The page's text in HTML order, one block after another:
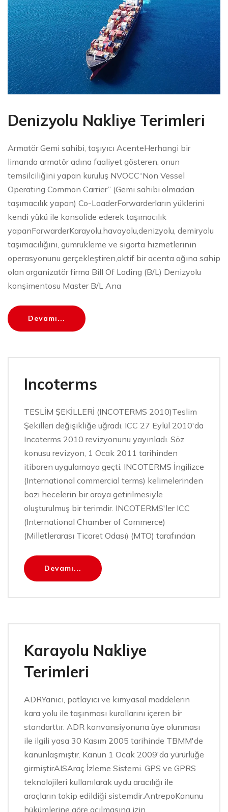
Denizyolu Nakliye Terimleri
Armatör Gemi sahibi, taşıyıcı AcenteHerhangi bir
limanda armatör adına faaliyet gösteren, onun
temsilciliğini yapan kuruluş NVOCC“Non Vessel
Operating Common Carrier” (Gemi sahibi olmadan
taşımacılık yapan) Co-LoaderForwarderların yüklerini
kendi yükü ile konsolide ederek taşımacılık
yapanForwarderKarayolu,havayolu,denizyolu, demiryolu
taşımacılığını, gümrükleme ve sigorta hizmetlerinin
operasyonunu gerçekleştiren,aktif bir acenta ağına sahip
olan organizatör firma Bill Of Lading (B/L) Denizyolu
konşimentosu Master B/L Ana
Devamı...
Incoterms
TESLİM ŞEKİLLERİ (INCOTERMS 2010)Teslim
Şekilleri değişikliğe uğradı. ICC 27 Eylül 2010'da
Incoterms 2010 revizyonunu yayınladı. Söz
konusu revizyon, 1 Ocak 2011 tarihinden
itibaren uygulamaya geçti. INCOTERMS İngilizce
(International commercial terms) kelimelerinden
bazı hecelerin bir araya getirilmesiyle
oluşturulmuş bir terimdir. INCOTERMS'ler ICC
(International Chamber of Commerce)
(Milletlerarası Ticaret Odası) (MTO) tarafından
Devamı...
Karayolu Nakliye
Terimleri
ADRYanıcı, patlayıcı ve kimyasal maddelerin
kara yolu ile taşınması kurallarını içeren bir
standarttır. ADR konvansiyonuna üye olunması
ile ilgili yasa 30 Kasım 2005 tarihinde TBMM'de
kanunlaşmıştır. Kanun 1 Ocak 2009'da yürürlüğe
girmiştirAISAraç İzleme Sistemi. GPS ve GPRS
teknolojileri kullanılarak uydu aracılığı ile
araçların takip edildiği sistemdir.AntrepoKanunu
hükümlerine göre açılmasına izin